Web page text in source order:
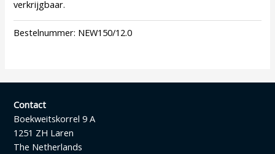
verkrijgbaar.
Bestelnummer: NEW150/12.0
Contact
Boekweitskorrel 9 A
1251 ZH Laren
The Netherlands